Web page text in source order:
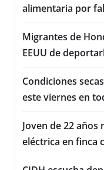
alimentaria por
Migrantes de
EEUU de
Condiciones
este viernes en
Joven de 22
eléctrica en finca